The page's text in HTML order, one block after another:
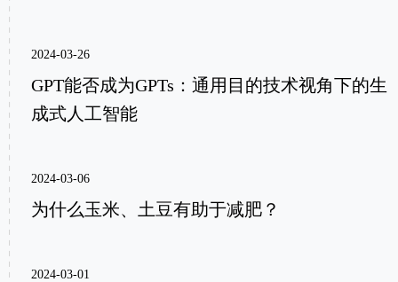
2024-03-26
GPT能否成为GPTs：通用目的技术视角下的生
成式人工智能
2024-03-06
为什么玉米、土豆有助于减肥？
2024-03-01